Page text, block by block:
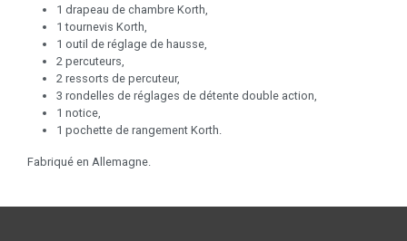
1 drapeau de chambre Korth,
1 tournevis Korth,
1 outil de réglage de hausse,
2 percuteurs,
2 ressorts de percuteur,
3 rondelles de réglages de détente double action,
1 notice,
1 pochette de rangement Korth.
Fabriqué en Allemagne.